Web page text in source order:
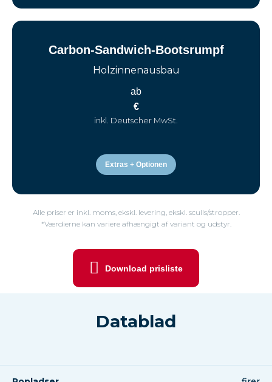
Carbon-Sandwich-Bootsrumpf
Holzinnenausbau
ab
€
inkl. Deutscher MwSt.
Extras + Optionen
Alle priser er inkl. moms, ekskl. levering, ekskl. sculls/stropper.
*Værdierne kan variere afhængigt af variant og udstyr.
Download prisliste
Datablad